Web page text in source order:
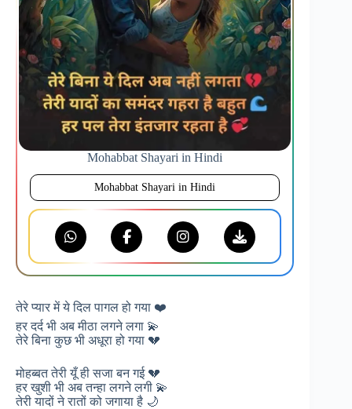
Mohabbat Shayari in Hindi
Mohabbat Shayari in Hindi
तेरे प्यार में ये दिल पागल हो गया ❤️
हर दर्द भी अब मीठा लगने लगा 💫
तेरे बिना कुछ भी अधूरा हो गया 💔
मोहब्बत तेरी यूँ ही सजा बन गई 💔
हर खुशी भी अब तन्हा लगने लगी 💫
तेरी यादों ने रातों को जगाया है 🌙